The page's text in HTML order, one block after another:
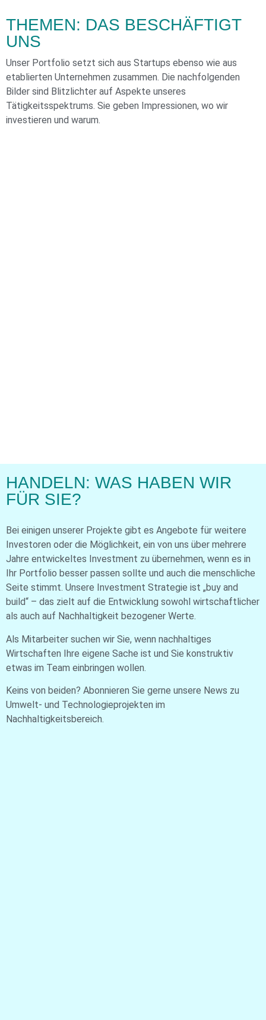
THEMEN: DAS BESCHÄFTIGT
UNS
Unser Portfolio setzt sich aus Startups ebenso wie aus
etablierten Unternehmen zusammen. Die nachfolgenden
Bilder sind Blitzlichter auf Aspekte unseres
Tätigkeitsspektrums. Sie geben Impressionen, wo wir
investieren und warum.
HANDELN: WAS HABEN WIR
FÜR SIE?
Bei einigen unserer Projekte gibt es Angebote für weitere
Investoren oder die Möglichkeit, ein von uns über mehrere
Jahre entwickeltes Investment zu übernehmen, wenn es in
Ihr Portfolio besser passen sollte und auch die menschliche
Seite stimmt. Unsere Investment Strategie ist „buy and
build“ – das zielt auf die Entwicklung sowohl wirtschaftlicher
als auch auf Nachhaltigkeit bezogener Werte.
Als Mitarbeiter suchen wir Sie, wenn nachhaltiges
Wirtschaften Ihre eigene Sache ist und Sie konstruktiv
etwas im Team einbringen wollen.
Keins von beiden? Abonnieren Sie gerne unsere News zu
Umwelt- und Technologieprojekten im
Nachhaltigkeitsbereich.